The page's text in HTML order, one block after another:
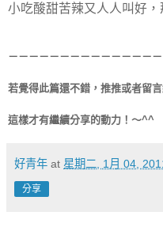
小吃酸甜苦辣又人人叫好，
－－－－－－－－－－－－－－
若覺得此篇還不錯，推推或者留
這樣才有繼續分享的動力！～^^
好青年 at 星期二, 1月 04,
分享